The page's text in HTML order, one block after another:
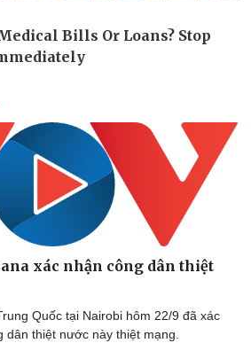
Vũ khí
Việt Nam
xác nhận công dân thiệt
Quốc tại Nairobi hôm 22/9 đã xác
dân thiệt nước này thiệt mạng.